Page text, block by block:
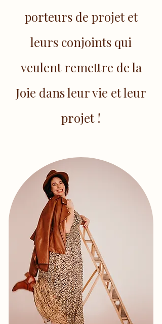
porteurs de projet et
leurs conjoints qui
veulent remettre de la
Joie dans leur vie et leur
projet !